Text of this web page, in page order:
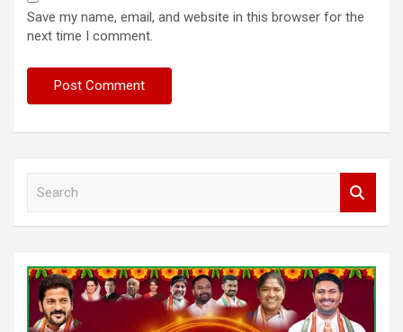
Save my name, email, and website in this browser for the
next time I comment.
h